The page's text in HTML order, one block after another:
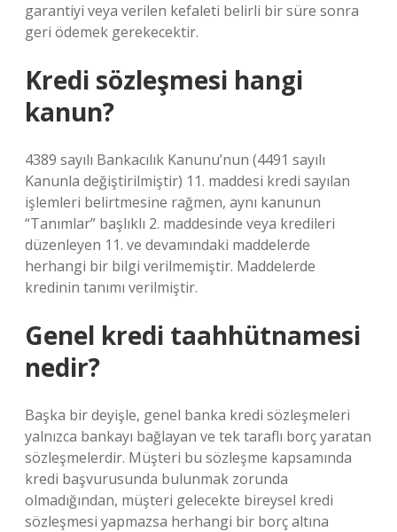
garantiyi veya verilen kefaleti belirli bir süre sonra
geri ödemek gerekecektir.
Kredi sözleşmesi hangi
kanun?
4389 sayılı Bankacılık Kanunu’nun (4491 sayılı
Kanunla değiştirilmiştir) 11. maddesi kredi sayılan
işlemleri belirtmesine rağmen, aynı kanunun
“Tanımlar” başlıklı 2. maddesinde veya kredileri
düzenleyen 11. ve devamındaki maddelerde
herhangi bir bilgi verilmemiştir. Maddelerde
kredinin tanımı verilmiştir.
Genel kredi taahhütnamesi
nedir?
Başka bir deyişle, genel banka kredi sözleşmeleri
yalnızca bankayı bağlayan ve tek taraflı borç yaratan
sözleşmelerdir. Müşteri bu sözleşme kapsamında
kredi başvurusunda bulunmak zorunda
olmadığından, müşteri gelecekte bireysel kredi
sözleşmesi yapmazsa herhangi bir borç altına